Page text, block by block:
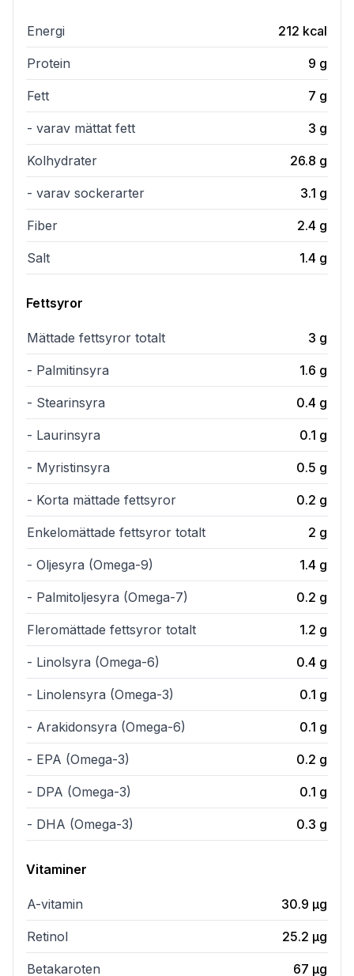
Energi 212 kcal
Protein 9 g
Fett 7 g
- varav mättat fett 3 g
Kolhydrater 26.8 g
- varav sockerarter 3.1 g
Fiber 2.4 g
Salt 1.4 g
Fettsyror
Mättade fettsyror totalt 3 g
- Palmitinsyra 1.6 g
- Stearinsyra 0.4 g
- Laurinsyra 0.1 g
- Myristinsyra 0.5 g
- Korta mättade fettsyror 0.2 g
Enkelomättade fettsyror totalt 2 g
- Oljesyra (Omega-9) 1.4 g
- Palmitoljesyra (Omega-7) 0.2 g
Fleromättade fettsyror totalt 1.2 g
- Linolsyra (Omega-6) 0.4 g
- Linolensyra (Omega-3) 0.1 g
- Arakidonsyra (Omega-6) 0.1 g
- EPA (Omega-3) 0.2 g
- DPA (Omega-3) 0.1 g
- DHA (Omega-3) 0.3 g
Vitaminer
A-vitamin 30.9 µg
Retinol 25.2 µg
Betakaroten 67 µg